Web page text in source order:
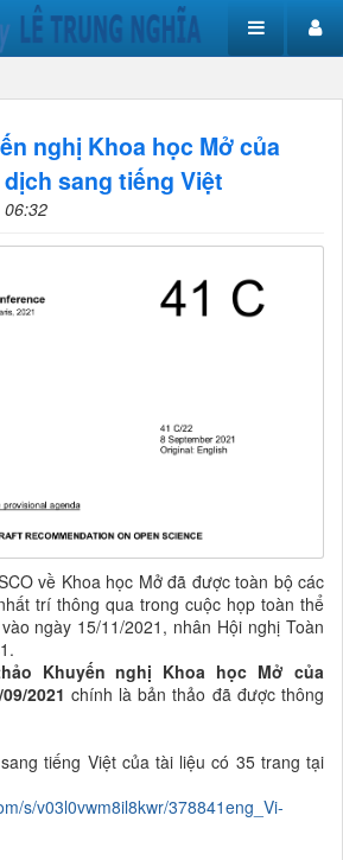
nghị Khoa học Mở của
dịch sang tiếng Việt
06:32
về Khoa học Mở đã được toàn bộ các
trí thông qua trong cuộc họp toàn thể
ngày 15/11/2021, nhân Hội nghị Toàn
Khuyến nghị Khoa học Mởcủa
2021 chính là bản thảo đã được thông
tiếng Việt của tài liệu có 35 trang tại
s/v03l0vwm8il8kwr/378841eng_Vi-